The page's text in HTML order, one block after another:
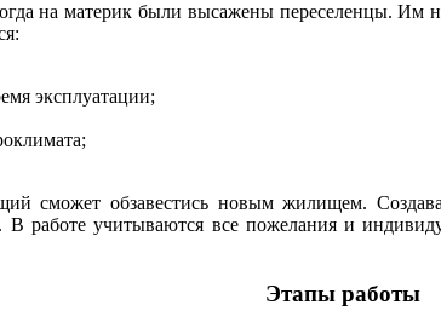
на материк были высажены переселенцы. Им
эксплуатации;
сможет обзавестись новым жилищем.
работе учитываются все пожелания и
Этапы работы